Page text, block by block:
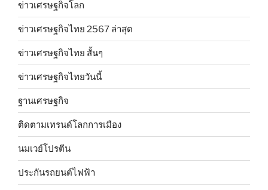
ข่าวเศรษฐกิจโลก
ข่าวเศรษฐกิจไทย 2567 ล่าสุด
ข่าวเศรษฐกิจไทย สั้นๆ
ข่าวเศรษฐกิจไทยวันนี้
ฐานเศรษฐกิจ
ติดตามเทรนด์โลกการเมือง
นมเวย์โปรตีน
ประกันรถยนต์ไฟฟ้า